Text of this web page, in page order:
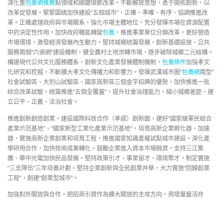
深化重包養網推薦點領域和關鍵環節改革。不斷解放思想，勇于開拓創新，以
改革促發展。緊緊圍繞加快建設“五個城市”，正確、準確、有序、協調推進改
革。正確處理政府與市場關系，強化市場主體地位，充分發揮市場在資源配置
中的決定性作用。加快政府職能轉變包養 ，推進事業單位分類改革，更好營造
市場環境，激發經濟發展內生動力。堅持城鄉統籌發展，創新基礎設施、公共
服務兩個“六張網”建設機制，健全農村土地流轉市場，逐步破除城鄉二元結構。
構建現代公共文化服務體系，創新文化產業發展體制機制， 包養條件加強孝文
化研究和挖掘，不斷擴大孝文化傳播力和影響力。發揮武漢城市圈“包養網兩型”
社會試驗區、大別山試驗區、國家高新區三個金字招牌的優勢，加快推進一批
綜合改革試驗。統籌推進“五個全覆蓋”，提升社會治理能力，縮小城鄉差距，建
立公平、正義、法治社會。
推進創新創造創業。建設國際科技合作（孝感）創新園，建好“國家級軍民結合
產業示范基地”、“國家新型工業化產業示范基地”，培育高新企業孵化器、加速
器，實施高新企業創業和培育工程，推進國家知識產權試點城市建設。深化產
學研用合作，加快技術成果轉化。鼓勵企業進入資本市場融資。支持三江集
團、華中光電加快民品發展。堅持政策引才、事業留才、環境聚才。制定實施
“三支隊伍”三年培養計劃。堅持企業創新與全民創業并舉，大力實施“回歸創業
工程”，創建“創業型城市”。
加強對外開放與合作。把招商引資作為擴大開放的主攻方向，用增量盤活存